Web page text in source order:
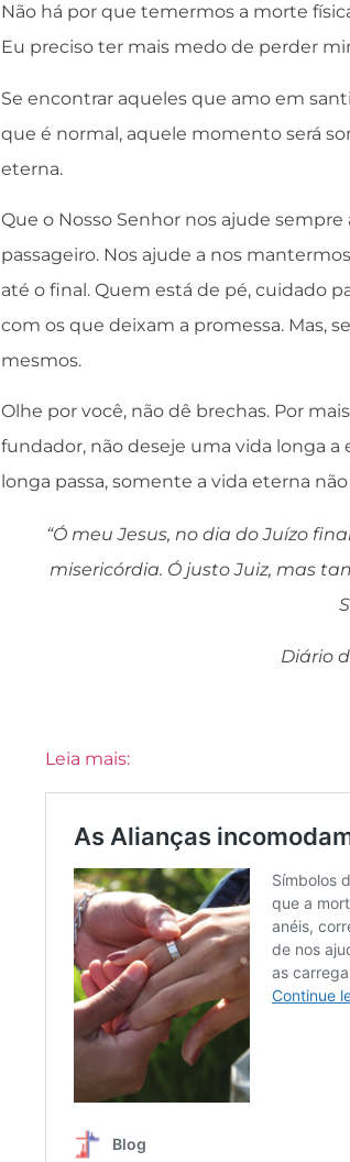
Não há por que temermos a morte
Eu preciso ter mais medo de perder
Se encontrar aqueles que amo em
que é normal, aquele momento será
eterna.
Que o Nosso Senhor nos ajude
passageiro. Nos ajude a nos
até o final. Quem está de pé, cuidado
com os que deixam a promessa. Mas,
mesmos.
Olhe por você, não dê brechas. Por
fundador, não deseje uma vida longa a
longa passa, somente a vida eterna não
“Ó meu Jesus, no dia do Juízo
misericórdia. Ó justo Juiz, mas
Diário
Leia mais: